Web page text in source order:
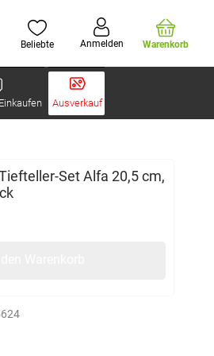
Beliebte Anmelden Warenkorb
Ausverkauf
Set Alfa 20,5 cm,